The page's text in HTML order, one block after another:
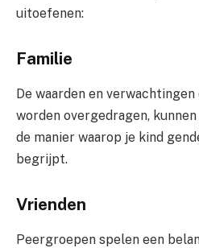
uitoefenen:
Familie
De waarden en
worden overgedragen,
de manier waarop je kind
begrijpt.
Vrienden
Peergroepen spelen een